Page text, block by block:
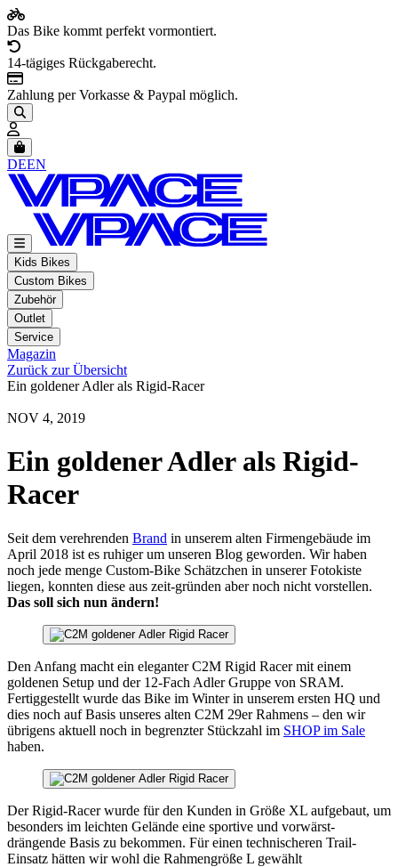
Das Bike kommt perfekt vormontiert.
14-tägiges Rückgaberecht.
Zahlung per Vorkasse & Paypal möglich.
Artikel im Warenkorb, Warenkorb anzeigen
DEEN
Kids Bikes
Custom Bikes
Zubehör
Outlet
Service
Magazin
Zurück zur Übersicht
Ein goldener Adler als Rigid-Racer
NOV 4, 2019
Ein goldener Adler als Rigid-
Racer
Seit dem verehrenden Brand in unserem alten Firmengebäude im
April 2018 ist es ruhiger um unseren Blog geworden. Wir haben
noch jede menge Custom-Bike Schätzchen in unserer Fotokiste
liegen, konnten diese aus zeit-gründen aber noch nicht vorstellen.
Das soll sich nun ändern!
Den Anfang macht ein eleganter C2M Rigid Racer mit einem
goldenen Setup und der 12-Fach Adler Gruppe von SRAM.
Fertiggestellt wurde das Bike im Winter in unserem ersten HQ und
dies noch auf Basis unseres alten C2M 29er Rahmens – den wir
übrigens aktuell noch in begrenzter Stückzahl im SHOP im Sale
haben.
Der Rigid-Racer wurde für den Kunden in Größe XL aufgebaut, um
besonders im leichten Gelände eine sportive und vorwärst-
drängende Basis zu bekommen. Für einen technischeren Trail-
Einsatz hätten wir wohl die Rahmengröße L gewählt